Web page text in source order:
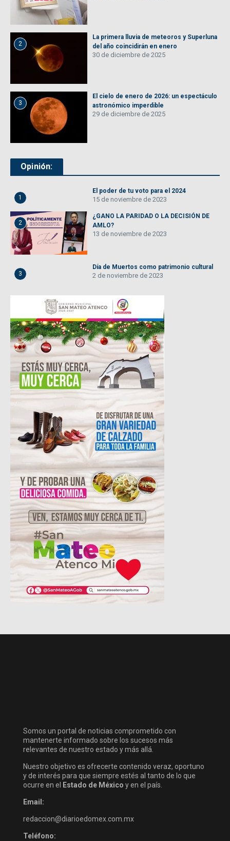
2
La primera lluvia de meteoros y Superluna
del año coincidirán en enero
30 de diciembre de 2025
3
El cielo de enero de 2026: un espectáculo
astronómico imperdible
29 de diciembre de 2025
Opinión:
1
El poder de tu voto para el 2024
15 de noviembre de 2023
2
¿GANO LA PARIDAD O LA DECISIÓN DE
AMLO?
13 de noviembre de 2023
3
Día de Muertos como patrimonio cultural
2 de noviembre de 2023
Somos un portal de noticias comprometido con
mantenerte informado sobre los sucesos más
relevantes de nuestro estado y más allá.
Nuestro objetivo es ofrecerte contenido veraz, oportuno
y de interés para que siempre estés al tanto de lo que
ocurre en el
Estado de México y en el país.
Email:
redaccion@diarioedomex.com.mx
Teléfono: